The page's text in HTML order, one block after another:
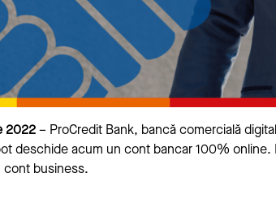
2022– ProCredit Bank, bancă comercială
deschide acum un cont bancar 100%
cont business.